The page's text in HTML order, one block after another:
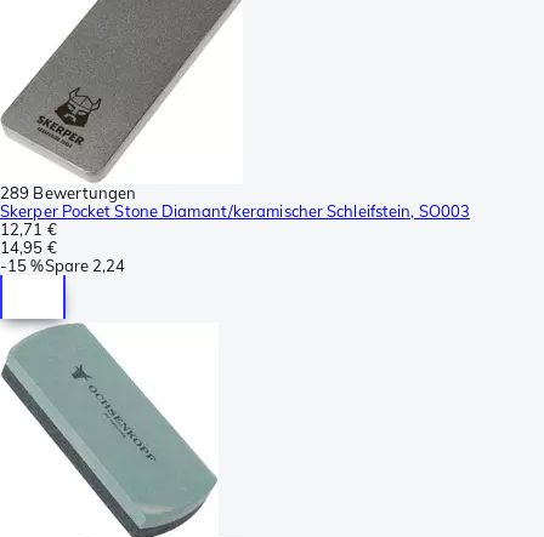
289 Bewertungen
Skerper Pocket Stone Diamant/keramischer Schleifstein, SO003
12,71 €
14,95 €
-15 %Spare 2,24